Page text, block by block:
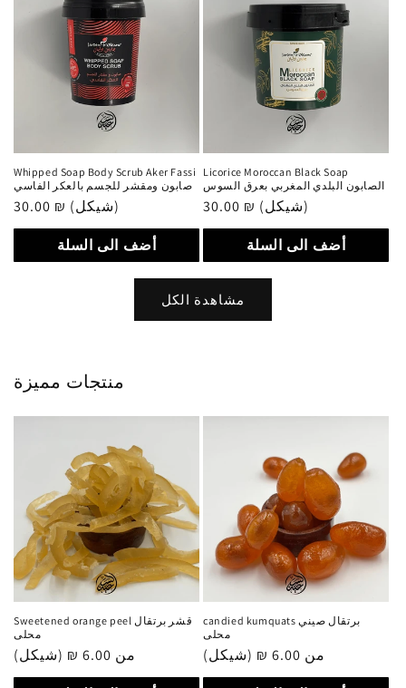
Whipped Soap Body Scrub Aker Fassi
صابون ومقشر للجسم بالعكر الفاسي
سعر
عادي
30.00 ₪ (شيكل)
أضف الى السلة
Licorice Moroccan Black Soap
الصابون البلدي المغربي بعرق السوس
سعر
عادي
30.00 ₪ (شيكل)
أضف الى السلة
مشاهدة الكل
منتجات مميزة
Sweetened orange peel قشر برتقال
محلى
سعر
عادي
من 6.00 ₪ (شيكل)
candied kumquats برتقال صيني
محلى
سعر
عادي
من 6.00 ₪ (شيكل)